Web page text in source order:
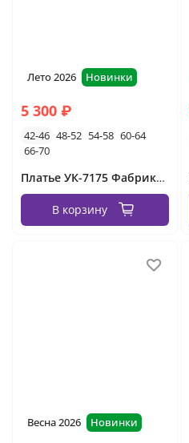
Лето 2026 Новинки
5 300 ₽
42-46 48-52 54-58 60-64
66-70
Платье УК-7175 Фабрика Моды
В корзину
Весна 2026 Новинки